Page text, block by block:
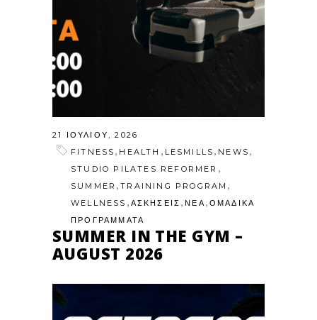
21 ΙΟΥΛΊΟΥ, 2026
FITNESS , HEALTH , LESMILLS , NEWS ,
STUDIO PILATES REFORMER ,
SUMMER ,TRAINING PROGRAM ,
WELLNESS , ΑΣΚΗΣΕΙΣ ,ΝΕΑ , ΟΜΑΔΙΚΑ
ΠΡΟΓΡΑΜΜΑΤΑ
SUMMER IN THE GYM –
AUGUST 2026